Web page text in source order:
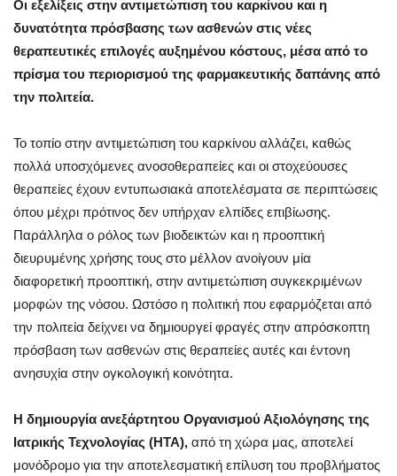
Οι εξελίξεις στην αντιμετώπιση του καρκίνου και η
δυνατότητα πρόσβασης των ασθενών στις νέες
θεραπευτικές επιλογές αυξημένου κόστους, μέσα από το
πρίσμα του περιορισμού της φαρμακευτικής δαπάνης από
την πολιτεία.
Το τοπίο στην αντιμετώπιση του καρκίνου αλλάζει, καθώς
πολλά υποσχόμενες ανοσοθεραπείες και οι στοχεύουσες
θεραπείες έχουν εντυπωσιακά αποτελέσματα σε περιπτώσεις
όπου μέχρι πρότινος δεν υπήρχαν ελπίδες επιβίωσης.
Παράλληλα ο ρόλος των βιοδεικτών και η προοπτική
διευρυμένης χρήσης τους στο μέλλον ανοίγουν μία
διαφορετική προοπτική, στην αντιμετώπιση συγκεκριμένων
μορφών της νόσου. Ωστόσο η πολιτική που εφαρμόζεται από
την πολιτεία δείχνει να δημιουργεί φραγές στην απρόσκοπτη
πρόσβαση των ασθενών στις θεραπείες αυτές και έντονη
ανησυχία στην ογκολογική κοινότητα.
Η δημιουργία ανεξάρτητου Οργανισμού Αξιολόγησης της
Ιατρικής Τεχνολογίας (ΗΤΑ), από τη χώρα μας, αποτελεί
μονόδρομο για την αποτελεσματική επίλυση του προβλήματος